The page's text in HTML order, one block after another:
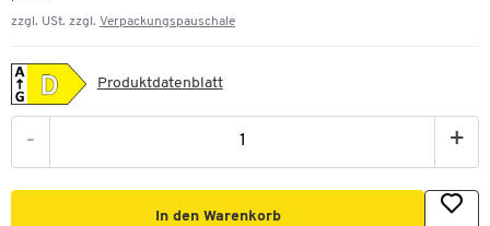
zzgl. USt. zzgl. Verpackungspauschale
Produktdatenblatt
- +
In den Warenkorb